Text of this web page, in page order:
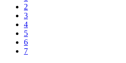
2
3
4
5
6
7